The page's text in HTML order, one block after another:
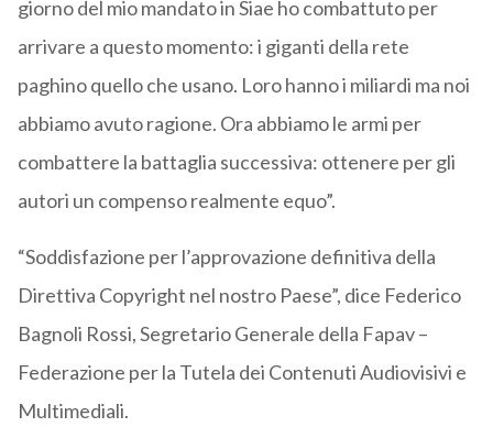
giorno del mio mandato in Siae ho combattuto per
arrivare a questo momento: i giganti della rete
paghino quello che usano. Loro hanno i miliardi ma noi
abbiamo avuto ragione. Ora abbiamo le armi per
combattere la battaglia successiva: ottenere per gli
autori un compenso realmente equo”.
“Soddisfazione per l’approvazione definitiva della
Direttiva Copyright nel nostro Paese”, dice Federico
Bagnoli Rossi, Segretario Generale della Fapav –
Federazione per la Tutela dei Contenuti Audiovisivi e
Multimediali.